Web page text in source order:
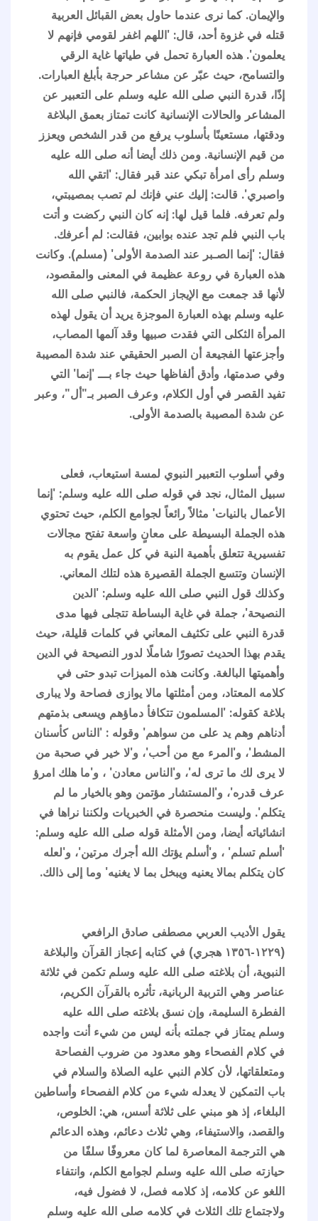
والإيمان. كما نرى عندما حاول بعض القبائل العربية
قتله في غزوة أحد، قال: 'اللهم اغفر لقومي فإنهم لا
يعلمون'. هذه العبارة تحمل في طياتها غاية الرقي
والتسامح، حيث عبّر عن مشاعر حرجة بأبلغ العبارات.
إذًا، قدرة النبي صلى الله عليه وسلم على التعبير عن
المشاعر والحالات الإنسانية كانت تمتاز بعمق البلاغة
ودقتها، مستعينًا بأسلوب يرفع من قدر الشخص ويعزز
من قيم الإنسانية. ومن ذلك أيضا أنه صلى الله عليه
وسلم رأى امرأة تبكي عند قبر فقال: 'اتقي الله
واصبري'. قالت: إليك عني فإنك لم تصب بمصيبتي،
ولم تعرفه. فلما قيل لها: إنه كان النبي ركضت و أتت
باب النبي فلم تجد عنده بوابين، فقالت: لم أعرفك.
فقال: 'إنما الصـبر عند الصدمة الأولى' (مسلم). وكانت
هذه العبارة في روعة عظيمة في المعنى والمقصود،
لأنها قد جمعت مع الإيجاز الحكمة، فالنبي صلى الله
عليه وسلم بهذه العبارة الموجزة يريد أن يقول لهذه
المرأة الثكلى التي فقدت صبيها وقد آلمها المصاب،
وأجزعتها الفجيعة أن الصبر الحقيقي عند شدة المصيبة
وفي صدمتها، وأدق ألفاظها حيث جاء بـــ 'إنما' التي
تفيد القصر في أول الكلام، وعرف الصبر بـ"أل"، وعبر
عن شدة المصيبة بالصدمة الأولى.
وفي أسلوب التعبير النبوي لمسة استيعاب، فعلى
سبيل المثال، نجد في قوله صلى الله عليه وسلم: 'إنما
الأعمال بالنيات' مثالاً رائعاً لجوامع الكلم، حيث تحتوي
هذه الجملة البسيطة على معانٍ واسعة تفتح مجالات
تفسيرية تتعلق بأهمية النية في كل عمل يقوم به
الإنسان وتتسع الجملة القصيرة هذه لتلك المعاني.
وكذلك قول النبي صلى الله عليه وسلم: 'الدين
النصيحة'، جملة في غاية البساطة تتجلى فيها مدى
قدرة النبي على تكثيف المعاني في كلمات قليلة، حيث
يقدم بهذا الحديث تصورًا شاملًا لدور النصيحة في الدين
وأهميتها البالغة. وكانت هذه الميزات تبدو حتى في
كلامه المعتاد، ومن أمثلتها مالا يوازى فصاحة ولا يبارى
بلاغة كقوله: 'المسلمون تتكافأ دماؤهم ويسعى بذمتهم
أدناهم وهم يد على من سواهم' وقوله : 'الناس كأسنان
المشط'، و'المرء مع من أحب'، و'لا خير في صحبة من
لا يرى لك ما ترى له'، و'الناس معادن' ، و'ما هلك امرؤ
عرف قدره'، و'المستشار مؤتمن وهو بالخيار ما لم
يتكلم'. وليست منحصرة في الخبريات ولكننا نراها في
انشائياته أيضا، ومن الأمثلة قوله صلى الله عليه وسلم:
'أسلم تسلم' ، و'أسلم يؤتك الله أجرك مرتين'، و'لعله
كان يتكلم بمالا يعنيه ويبخل بما لا يغنيه' وما إلى ذالك.
يقول الأديب العربي مصطفى صادق الرافعي
(١٢٢٩-١٣٥٦ هجري) في كتابه إعجاز القرآن والبلاغة
النبوية، أن بلاغته صلى الله عليه وسلم تكمن في ثلاثة
عناصر وهي التربية الربانية، تأثره بالقرآن الكريم،
الفطرة السليمة، وإن نسق بلاغته صلى الله عليه
وسلم يمتاز في جملته بأنه ليس من شيء أنت واجده
في كلام الفصحاء وهو معدود من ضروب الفصاحة
ومتعلقاتها، لأن كلام النبي عليه الصلاة والسلام في
باب التمكين لا يعدله شيء من كلام الفصحاء وأساطين
البلغاء، إذ هو مبني على ثلاثة أسس، هي: الخلوص،
والقصد، والاستيفاء، وهي ثلاث دعائم، وهذه الدعائم
هي الترجمة المعاصرة لما كان معروفًا سلفًا من
حيازته صلى الله عليه وسلم لجوامع الكلم، وانتفاء
اللغو عن كلامه، إذ كلامه فصل، لا فضول فيه،
ولاجتماع تلك الثلاث في كلامه صلى الله عليه وسلم